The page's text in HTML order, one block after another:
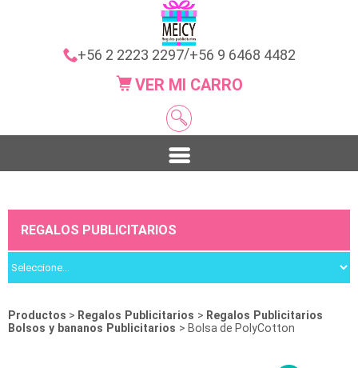
+56 2 2223 2297/+56 9 6468 4482
VER MI CARRO
REGALOS PUBLICITARIOS
Productos > Regalos Publicitarios > Regalos Publicitarios
Bolsos y bananos Publicitarios > Bolsa de PolyCotton